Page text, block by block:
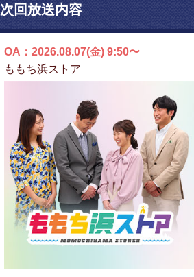
次回放送内容
OA：2026.08.07(金) 9:50〜
ももち浜ストア